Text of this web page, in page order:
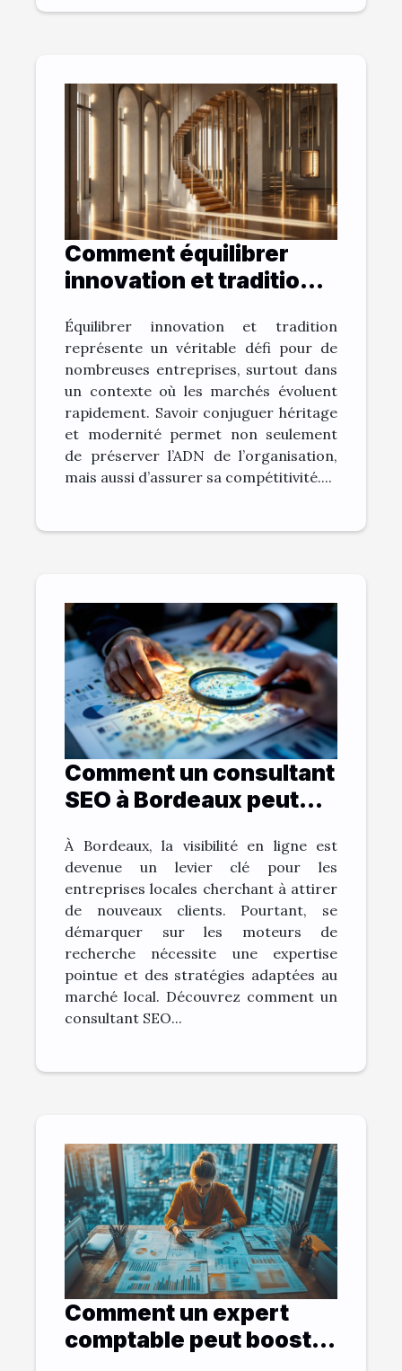
Comment équilibrer
innovation et tradition
Équilibrer innovation et tradition
représente un véritable défi pour de
nombreuses entreprises, surtout dans
un contexte où les marchés évoluent
rapidement. Savoir conjuguer héritage
et modernité permet non seulement
de préserver l’ADN de l’organisation,
mais aussi d’assurer sa compétitivité....
Comment un consultant
SEO à Bordeaux peut
entreprise locale
À Bordeaux, la visibilité en ligne est
devenue un levier clé pour les
entreprises locales cherchant à attirer
de nouveaux clients. Pourtant, se
démarquer sur les moteurs de
recherche nécessite une expertise
pointue et des stratégies adaptées au
marché local. Découvrez comment un
consultant SEO...
Comment un expert
comptable peut booster